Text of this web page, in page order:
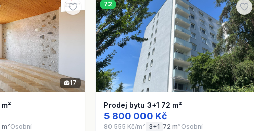
17
Osobní
72
Prodej bytu 3+1 72 m²
5 800 000 Kč
80 555 Kč/m² 3+1 72 m²Osobní